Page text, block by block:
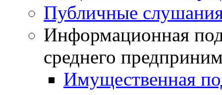
Публичные
Информационная
среднего
Имущественная